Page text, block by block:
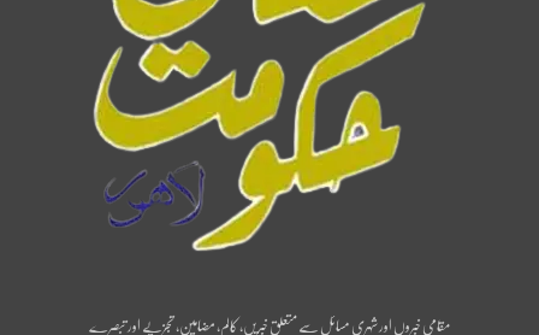
مقامی خبروں اور شہری مسائل سے متعلق خبریں، کالم، مضامین، تجزیے اور تبصرے